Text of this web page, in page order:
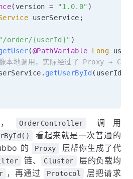
(version = "1.0.0" )
userService ;
"/order/{userId}" )
(@PathVariable Long
本地调用，实际经过了 Proxy →
. getUserById ( userId
OrderController 调用
看起来就是一次普通的
的
Proxy
层帮你生成了代
链、 Cluster
层的负载均
，再通过 Protocol
层把请求